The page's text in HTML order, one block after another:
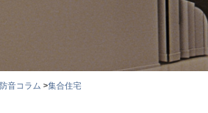
防音コラム >集合住宅